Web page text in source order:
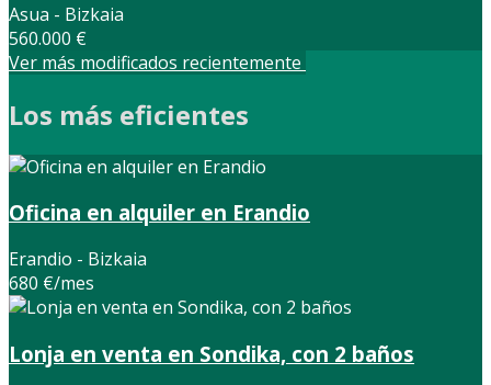
Asua - Bizkaia
560.000 €
Ver más modificados recientemente
Los más eficientes
Oficina en alquiler en Erandio
Erandio - Bizkaia
680 €/mes
Lonja en venta en Sondika, con 2 baños